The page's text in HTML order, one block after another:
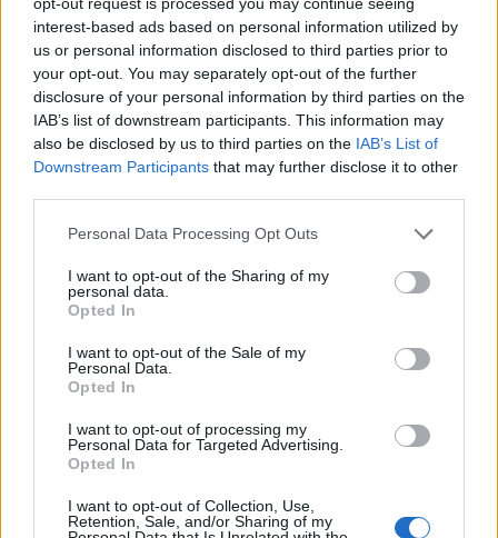
interest-based ads based on personal information utilized by
us or personal information disclosed to third parties prior to
your opt-out. You may separately opt-out of the further
disclosure of your personal information by third parties on the
IAB’s list of downstream participants. This information may
also be disclosed by us to third parties on the IAB’s List of
Downstream Participants that may further disclose it to other
Personal Data Processing Opt Outs
I want to opt-out of the Sharing of my
personal data.
Opted In
I want to opt-out of the Sale of my
Personal Data.
Opted In
I want to opt-out of processing my
Personal Data for Targeted Advertising.
Opted In
I want to opt-out of Collection, Use,
Retention, Sale, and/or Sharing of my
έως τις 30 Απριλίου 1931, οπότε θα του το
αφαιρέσει ο ουρανοξύστης της Κράισλερ στη Νέα
Υόρκη (319 μέτρα). Εξακολουθεί, πάντως, να
παραμένει το υψηλότερο κτίριο στο Παρίσι.
Ο Πύργος του Άιφελ έχει κατασκευαστεί από
σίδηρο και ζυγίζει 7.175 τόννους. Η μελέτη
κατασκευής του περιλάμβανε τη σύνταξη
περισσότερων από 5.300 σχεδίων που δείχνουν τις
λεπτομέρειες των 18.038 διαφορετικών
εξαρτημάτων του. Για τη συναρμολόγησή του
χρησιμοποιήθηκαν 1.050.846 καρφιά. Έχει σχήμα